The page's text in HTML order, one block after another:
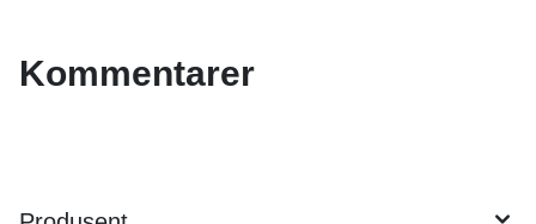
Kommentarer